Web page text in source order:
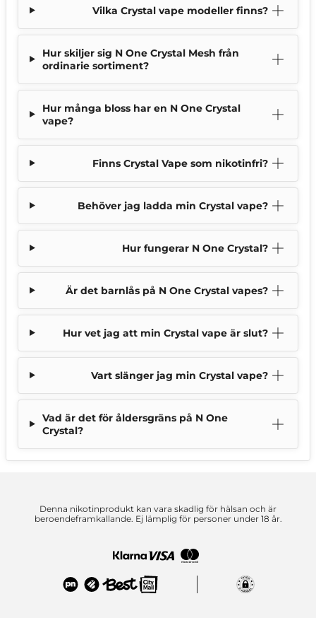
Vilka Crystal vape modeller finns?
Hur skiljer sig N One Crystal Mesh från
ordinarie sortiment?
Hur många bloss har en N One Crystal
vape?
Finns Crystal Vape som nikotinfri?
Behöver jag ladda min Crystal vape?
Hur fungerar N One Crystal?
Är det barnlås på N One Crystal vapes?
Hur vet jag att min Crystal vape är slut?
Vart slänger jag min Crystal vape?
Vad är det för åldersgräns på N One
Crystal?
Denna nikotinprodukt kan vara skadlig för hälsan och är
beroendeframkallande. Ej lämplig för personer under 18 år.